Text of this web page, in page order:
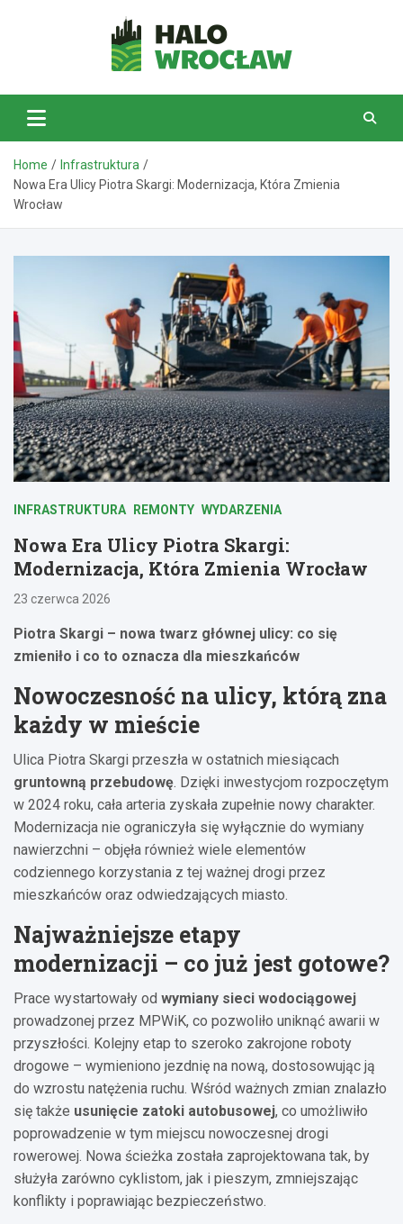
HaloWrocław.pl
Home
Infrastruktura
Nowa Era Ulicy Piotra Skargi: Modernizacja, Która Zmienia
Wrocław
INFRASTRUKTURA REMONTY WYDARZENIA
Nowa Era Ulicy Piotra Skargi:
Modernizacja, Która Zmienia Wrocław
23 czerwca 2026
Piotra Skargi – nowa twarz głównej ulicy: co się
zmieniło i co to oznacza dla mieszkańców
Nowoczesność na ulicy, którą zna
każdy w mieście
Ulica Piotra Skargi przeszła w ostatnich miesiącach
gruntowną przebudowę. Dzięki inwestycjom rozpoczętym
w 2024 roku, cała arteria zyskała zupełnie nowy charakter.
Modernizacja nie ograniczyła się wyłącznie do wymiany
nawierzchni – objęła również wiele elementów
codziennego korzystania z tej ważnej drogi przez
mieszkańców oraz odwiedzających miasto.
Najważniejsze etapy
modernizacji – co już jest gotowe?
Prace wystartowały od wymiany sieci wodociągowej
prowadzonej przez MPWiK, co pozwoliło uniknąć awarii w
przyszłości. Kolejny etap to szeroko zakrojone roboty
drogowe – wymieniono jezdnię na nową, dostosowując ją
do wzrostu natężenia ruchu. Wśród ważnych zmian znalazło
się także usunięcie zatoki autobusowej, co umożliwiło
poprowadzenie w tym miejscu nowoczesnej drogi
rowerowej. Nowa ścieżka została zaprojektowana tak, by
służyła zarówno cyklistom, jak i pieszym, zmniejszając
konflikty i poprawiając bezpieczeństwo.